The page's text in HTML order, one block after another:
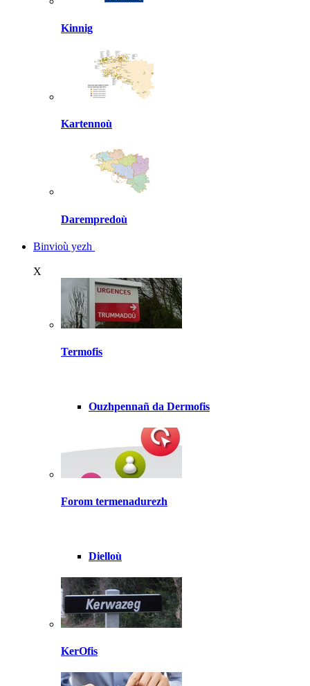
Kinnig
Kartennoù
Darempredoù
Binvioù yezh
X
Termofis
Ouzhpennañ da Dermofis
Forom termenadurezh
Dielloù
KerOfis